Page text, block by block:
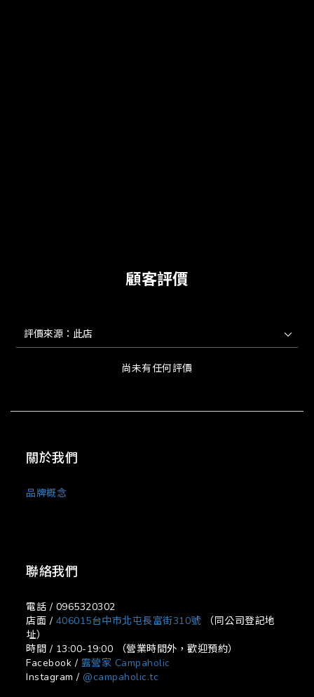
顧客評價
尚未有任何評價
關於我們
品牌概念
聯絡我們
電話 / 0965320302
店面 / 406015台中市北屯長富街310號（同公司登記地
址）
時間 / 13:00-19:00 （營業時間外，歡迎預約）
Facebook / 露營家 Campaholic
Instagram / @campaholic.tc